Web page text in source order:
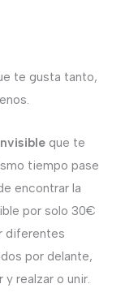
te gusta tanto,
que te
tiempo pase
encontrar la
por solo 30€
diferentes
por delante,
realzar o unir.